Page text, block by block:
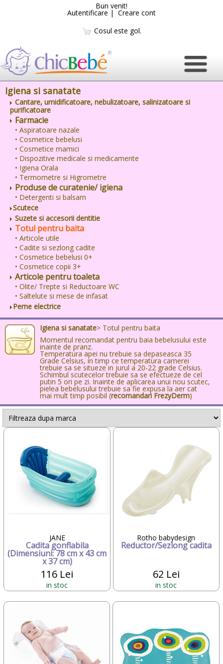
Bun venit!
Autentificare | Creare cont
Cosul este gol.
Igiena si sanatate
Cantare, umidificatoare, nebulizatoare, salinizatoare si
purificatoare
Farmacie
• Aspiratoare nazale
• Cosmetice bebelusi
• Cosmetice mamici
• Dispozitive medicale si medicamente
• Igiena Orala
• Termometre si Higrometre
Produse de curatenie/ igiena
• Detergenti si balsam
Scutece
Suzete si accesorii dentitie
Totul pentru baita
• Articole utile
• Cadite si sezlong cadite
• Cosmetice bebelusi 0+
• Cosmetice copii 3+
Articole pentru toaleta
• Olite/ Trepte si Reductoare WC
• Saltelute si mese de infasat
Perne electrice
Igiena si sanatate> Totul pentru baita
Momentul recomandat pentru baia bebelusului este
inainte de pranz.
Temperatura apei nu trebuie sa depaseasca 35
Grade Celsius, in timp ce temperatura camerei
trebuie sa se situeze in jurul a 20-22 grade Celsius.
Schimbul scutecelor trebuie sa se efectueze de cel
putin 5 ori pe zi. Inainte de aplicarea unui nou scutec,
pielea bebelusului trebuie sa fie expusa la aer cat
mai mult timp posibil (recomandari FrezyDerm)
JANE
Cadita gonflabila
(Dimensiuni: 78 cm x 43 cm
x 37 cm)
116 Lei
in stoc
Rotho babydesign
Reductor/Sezlong cadita
62 Lei
in stoc